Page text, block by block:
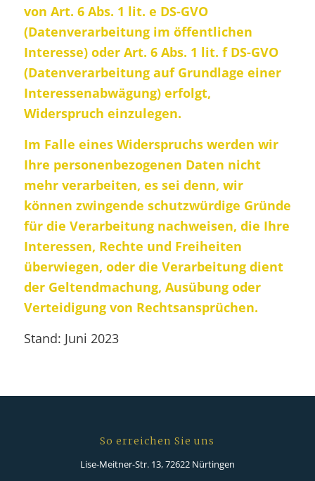
von Art. 6 Abs. 1 lit. e DS-GVO
(Datenverarbeitung im öffentlichen
Interesse) oder Art. 6 Abs. 1 lit. f DS-GVO
(Datenverarbeitung auf Grundlage einer
Interessenabwägung) erfolgt,
Widerspruch einzulegen.
Im Falle eines Widerspruchs werden wir
Ihre personenbezogenen Daten nicht
mehr verarbeiten, es sei denn, wir
können zwingende schutzwürdige Gründe
für die Verarbeitung nachweisen, die Ihre
Interessen, Rechte und Freiheiten
überwiegen, oder die Verarbeitung dient
der Geltendmachung, Ausübung oder
Verteidigung von Rechtsansprüchen.
Stand: Juni 2023
So erreichen Sie uns
Lise-Meitner-Str. 13, 72622 Nürtingen